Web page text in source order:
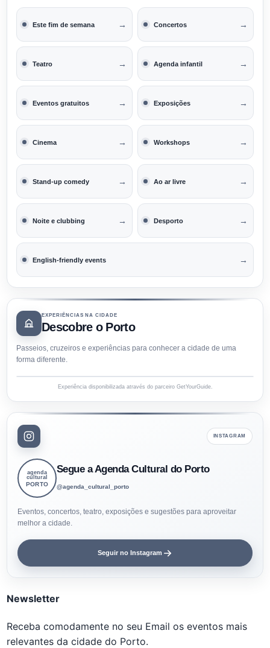
Este fim de semana → Concertos →
Teatro → Agenda infantil →
Eventos gratuitos → Exposições →
Cinema → Workshops →
Stand-up comedy → Ao ar livre →
Noite e clubbing → Desporto →
English-friendly events →
EXPERIÊNCIAS NA CIDADE
Descobre o Porto
Passeios, cruzeiros e experiências para conhecer a cidade de uma
forma diferente.
Experiência disponibilizada através do parceiro GetYourGuide.
INSTAGRAM
agenda
cultural
PORTO
Segue a Agenda Cultural do Porto
@agenda_cultural_porto
Eventos, concertos, teatro, exposições e sugestões para aproveitar
melhor a cidade.
Seguir no Instagram
Newsletter
Receba comodamente no seu Email os eventos mais
relevantes da cidade do Porto.